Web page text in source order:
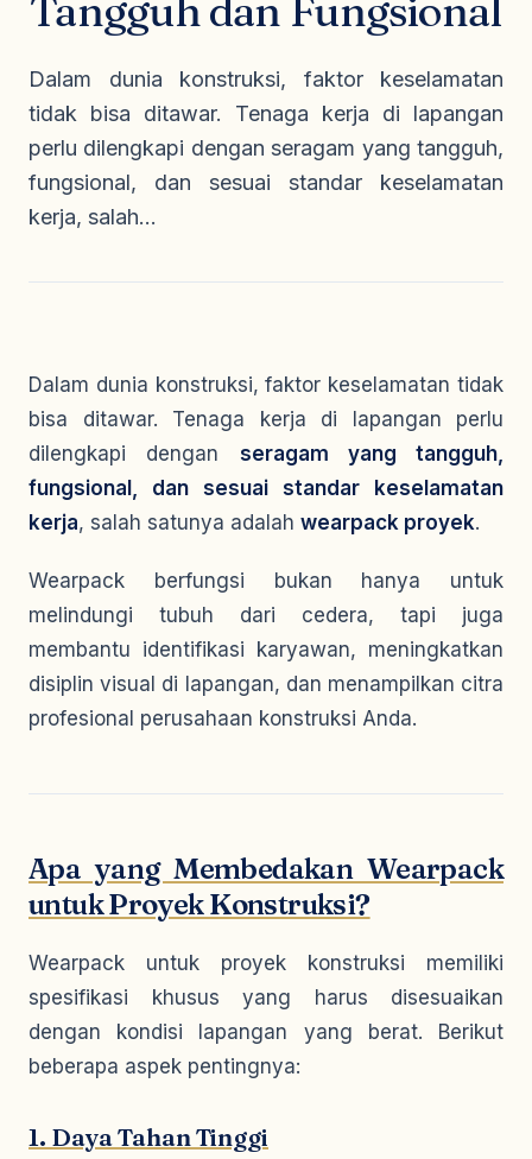
Seragam Medis
Seragam Cleaning Service
Kaos Safety
Olahraga
Tangguh dan Fungsional
Dalam dunia konstruksi, faktor keselamatan
tidak bisa ditawar. Tenaga kerja di lapangan
perlu dilengkapi dengan seragam yang tangguh,
fungsional, dan sesuai standar keselamatan
kerja, salah...
Dalam dunia konstruksi, faktor keselamatan tidak
bisa ditawar. Tenaga kerja di lapangan perlu
dilengkapi dengan seragam yang tangguh,
fungsional, dan sesuai standar keselamatan
kerja, salah satunya adalah wearpack proyek.
Wearpack berfungsi bukan hanya untuk
melindungi tubuh dari cedera, tapi juga
membantu identifikasi karyawan, meningkatkan
disiplin visual di lapangan, dan menampilkan citra
profesional perusahaan konstruksi Anda.
Apa yang Membedakan Wearpack
untuk Proyek Konstruksi?
Wearpack untuk proyek konstruksi memiliki
spesifikasi khusus yang harus disesuaikan
dengan kondisi lapangan yang berat. Berikut
beberapa aspek pentingnya:
1. Daya Tahan Tinggi